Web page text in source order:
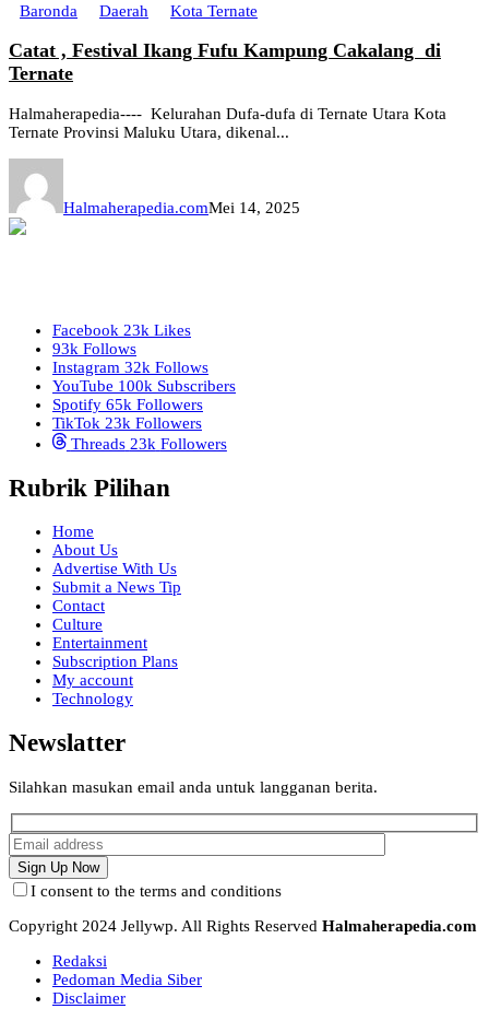
Baronda Daerah Kota Ternate
Catat , Festival Ikang Fufu Kampung Cakalang di
Ternate
Halmaherapedia---- Kelurahan Dufa-dufa di Ternate Utara Kota
Ternate Provinsi Maluku Utara, dikenal...
Halmaherapedia.comMei 14, 2025
Facebook 23k Likes
93k Follows
Instagram 32k Follows
YouTube 100k Subscribers
Spotify 65k Followers
TikTok 23k Followers
Threads 23k Followers
Rubrik Pilihan
Home
About Us
Advertise With Us
Submit a News Tip
Contact
Culture
Entertainment
Subscription Plans
My account
Technology
Newslatter
Silahkan masukan email anda untuk langganan berita.
I consent to the terms and conditions
Copyright 2024 Jellywp. All Rights Reserved Halmaherapedia.com
Redaksi
Pedoman Media Siber
Disclaimer